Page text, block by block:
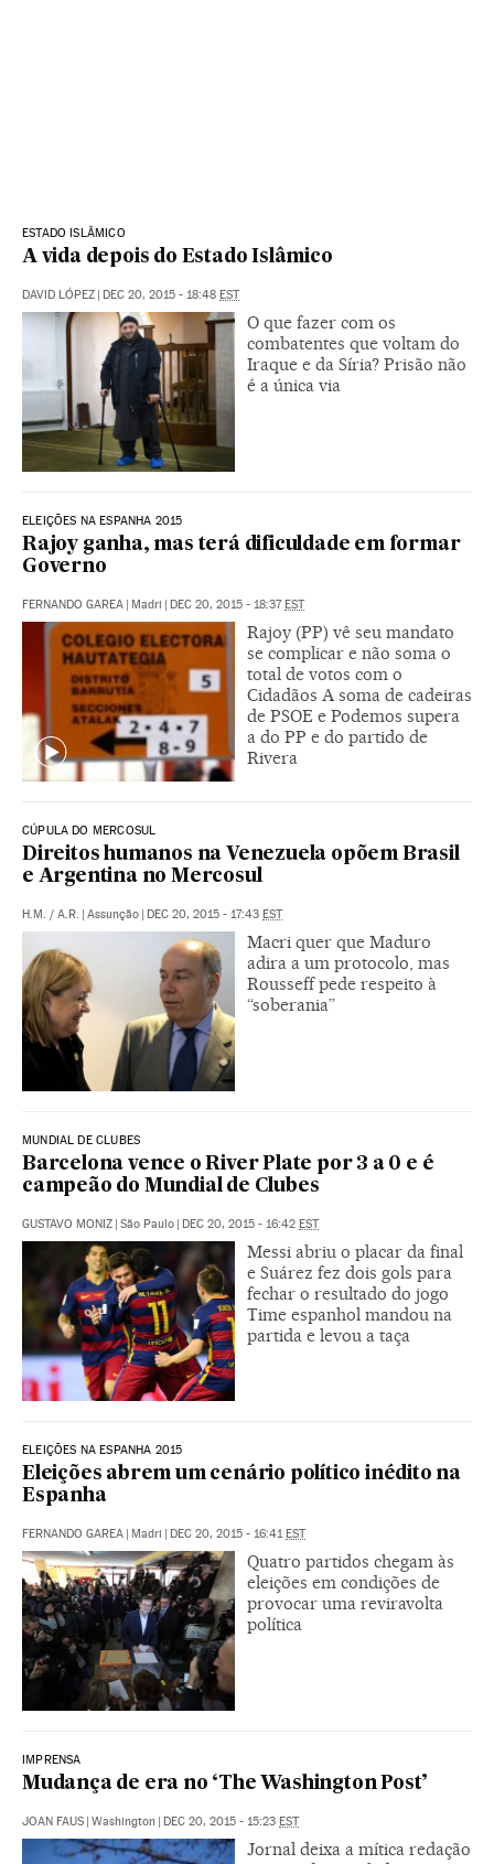
ESTADO ISLÂMICO
A vida depois do Estado Islâmico
DAVID LÓPEZ DEC 20, 2015 - 18:48 EST
O que fazer com os
combatentes que voltam do
Iraque e da Síria? Prisão não
é a única via
ELEIÇÕES NA ESPANHA 2015
Rajoy ganha, mas terá dificuldade em formar
Governo
FERNANDO GAREA Madri DEC 20, 2015 - 18:37 EST
Rajoy (PP) vê seu mandato
se complicar e não soma o
total de votos com o
Cidadãos A soma de cadeiras
de PSOE e Podemos supera
a do PP e do partido de
Rivera
CÚPULA DO MERCOSUL
Direitos humanos na Venezuela opõem Brasil
e Argentina no Mercosul
H.M. / A.R. | Assunção | DEC 20, 2015 - 17:43 EST
Macri quer que Maduro
adira a um protocolo, mas
Rousseff pede respeito à
“soberania”
MUNDIAL DE CLUBES
Barcelona vence o River Plate por 3 a 0 e é
campeão do Mundial de Clubes
GUSTAVO MONIZ | São Paulo | DEC 20, 2015 - 16:42 EST
Messi abriu o placar da final
e Suárez fez dois gols para
fechar o resultado do jogo
Time espanhol mandou na
partida e levou a taça
ELEIÇÕES NA ESPANHA 2015
Eleições abrem um cenário político inédito na
Espanha
FERNANDO GAREA | Madri | DEC 20, 2015 - 16:41EST
Quatro partidos chegam às
eleições em condições de
provocar uma reviravolta
política
IMPRENSA
Mudança de era no ‘The Washington Post’
JOAN FAUS | Washington | DEC 20, 2015 - 15:23 EST
Jornal deixa a mítica redação